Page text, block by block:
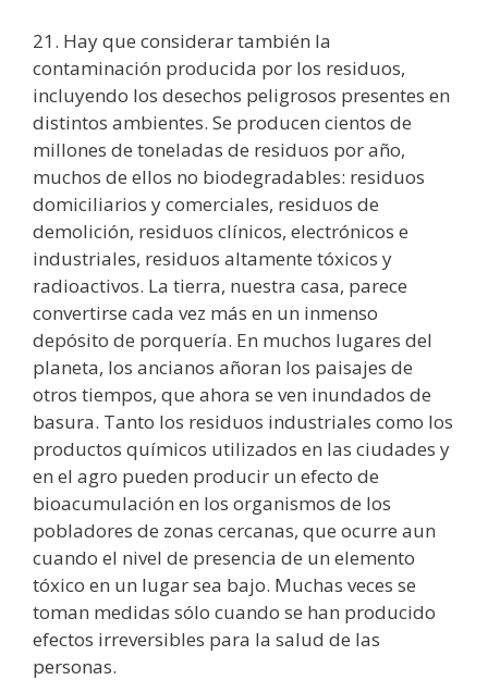
21. Hay que considerar también la
contaminación producida por los residuos,
incluyendo los desechos peligrosos presentes en
distintos ambientes. Se producen cientos de
millones de toneladas de residuos por año,
muchos de ellos no biodegradables: residuos
domiciliarios y comerciales, residuos de
demolición, residuos clínicos, electrónicos e
industriales, residuos altamente tóxicos y
radioactivos. La tierra, nuestra casa, parece
convertirse cada vez más en un inmenso
depósito de porquería. En muchos lugares del
planeta, los ancianos añoran los paisajes de
otros tiempos, que ahora se ven inundados de
basura. Tanto los residuos industriales como los
productos químicos utilizados en las ciudades y
en el agro pueden producir un efecto de
bioacumulación en los organismos de los
pobladores de zonas cercanas, que ocurre aun
cuando el nivel de presencia de un elemento
tóxico en un lugar sea bajo. Muchas veces se
toman medidas sólo cuando se han producido
efectos irreversibles para la salud de las
personas.